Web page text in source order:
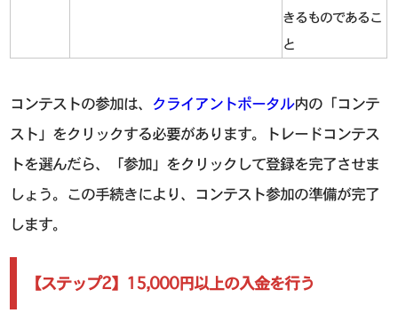
きるものであるこ
と
コンテストの参加は、 クライアントポータル内の「コンテ
スト」をクリックする必要があります。トレードコンテス
トを選んだら、「参加」をクリックして登録を完了させま
しょう。この手続きにより、コンテスト参加の準備が完了
します。
【ステップ2】15,000円以上の入金を行う